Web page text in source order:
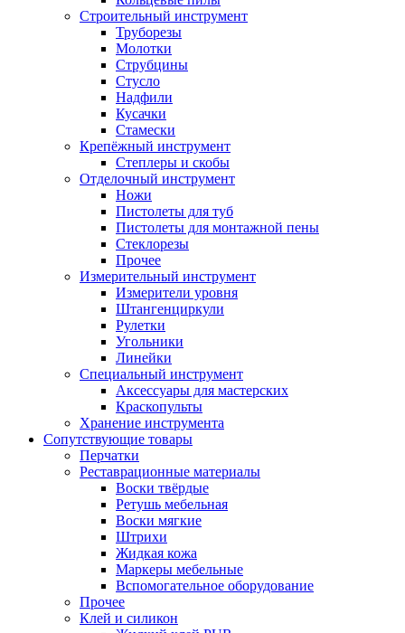
Строительный инструмент
Труборезы
Молотки
Струбцины
Стусло
Надфили
Кусачки
Стамески
Крепёжный инструмент
Степлеры и скобы
Отделочный инструмент
Ножи
Пистолеты для туб
Пистолеты для монтажной пены
Стеклорезы
Прочее
Измерительный инструмент
Измерители уровня
Штангенциркули
Рулетки
Угольники
Линейки
Специальный инструмент
Аксессуары для мастерских
Краскопульты
Хранение инструмента
Сопутствующие товары
Перчатки
Реставрационные материалы
Воски твёрдые
Ретушь мебельная
Воски мягкие
Штрихи
Жидкая кожа
Маркеры мебельные
Вспомогательное оборудование
Прочее
Клей и силикон